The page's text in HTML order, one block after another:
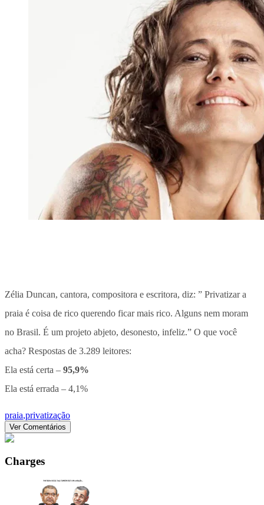
Zélia Duncan, cantora, compositora e escritora, diz: ” Privatizar a
praia é coisa de rico querendo ficar mais rico. Alguns nem moram
no Brasil. É um projeto abjeto, desonesto, infeliz.” O que você
acha? Respostas de 3.289 leitores:
Ela está certa – 95,9%
Ela está errada – 4,1%
praia,privatização
Ver Comentários
Charges